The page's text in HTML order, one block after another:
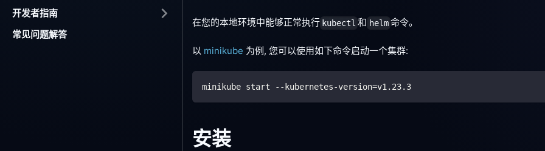
开发者指南
常见问题解答
在您的本地环境中能够正常执行 kubectl 和 helm 命令。
以 minikube 为例, 您可以使用如下命令启动一个集群:
minikube start --kubernetes-version=v1.23.3
安装